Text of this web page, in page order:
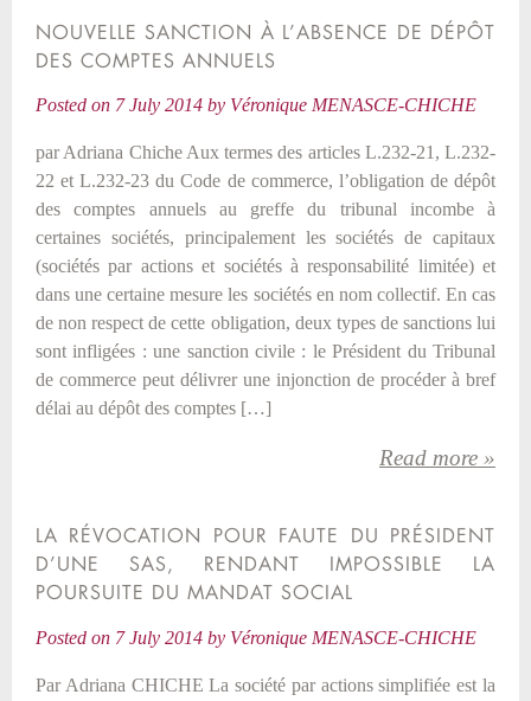
NOUVELLE SANCTION À L’ABSENCE DE DÉPÔT
DES COMPTES ANNUELS
Posted on 7 July 2014 by Véronique MENASCE-CHICHE
par Adriana Chiche Aux termes des articles L.232-21, L.232-
22 et L.232-23 du Code de commerce, l’obligation de dépôt
des comptes annuels au greffe du tribunal incombe à
certaines sociétés, principalement les sociétés de capitaux
(sociétés par actions et sociétés à responsabilité limitée) et
dans une certaine mesure les sociétés en nom collectif. En cas
de non respect de cette obligation, deux types de sanctions lui
sont infligées : une sanction civile : le Président du Tribunal
de commerce peut délivrer une injonction de procéder à bref
délai au dépôt des comptes […]
Read more »
LA RÉVOCATION POUR FAUTE DU PRÉSIDENT
D’UNE SAS, RENDANT IMPOSSIBLE LA
POURSUITE DU MANDAT SOCIAL
Posted on 7 July 2014 by Véronique MENASCE-CHICHE
Par Adriana CHICHE La société par actions simplifiée est la